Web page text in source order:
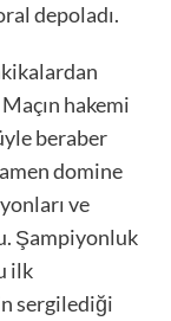
depoladı.
hakemi
beraber
domine
ve
Şampiyonluk
ilk
sergilediği